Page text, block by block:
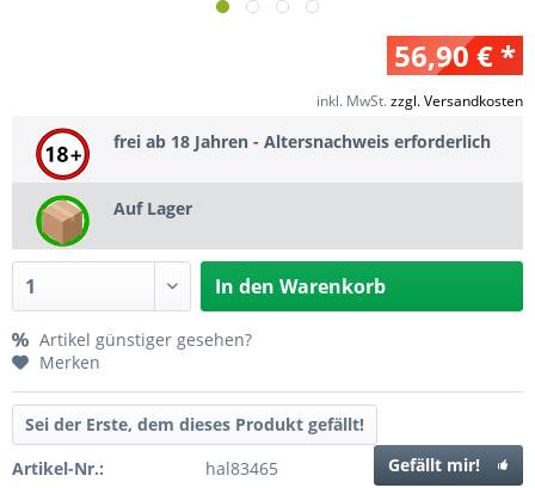
56,90 € *
inkl. MwSt.zzgl. Versandkosten
frei ab 18 Jahren - Altersnachweis erforderlich
Auf Lager
In den Warenkorb
Artikel günstiger gesehen?
Merken
Sei der Erste, dem dieses Produkt gefällt!
Gefällt mir!
Artikel-Nr.: hal83465